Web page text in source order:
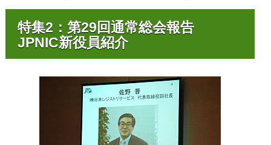
特集2：第29回通常総会報告
JPNIC新役員紹介